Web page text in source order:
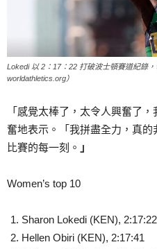
Lokedi 以 2：17：22 打破波士頓賽道紀錄
worldathletics.org）
「感覺太棒了，太令人興奮了
奮地表示。「我拼盡全力，真
比賽的每一刻。 」
Women’s top 10
Sharon Lokedi (KEN), 2:17:22
Hellen Obiri (KEN), 2:17:41